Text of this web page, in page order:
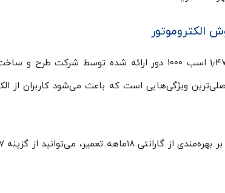
الکتروموتور